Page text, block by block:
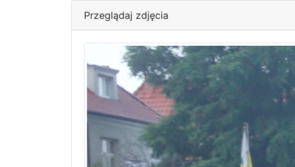
Przeglądaj zdjęcia